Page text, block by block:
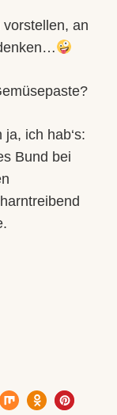
vorstellen, an
ich hab‘s:
Bund bei